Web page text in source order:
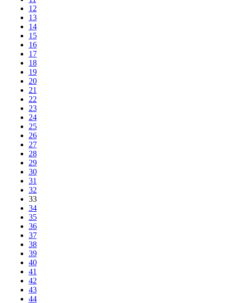
12
13
14
15
16
17
18
19
20
21
22
23
24
25
26
27
28
29
30
31
32
33
34
35
36
37
38
39
40
41
42
43
44